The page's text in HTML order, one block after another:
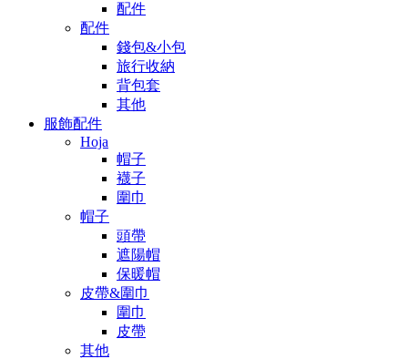
配件
配件
錢包&小包
旅行收納
背包套
其他
服飾配件
Hoja
帽子
襪子
圍巾
帽子
頭帶
遮陽帽
保暖帽
皮帶&圍巾
圍巾
皮帶
其他